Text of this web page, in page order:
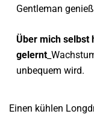
Gentleman
Über mich selbst
gelernt
unbequem wird.
Einen kühlen